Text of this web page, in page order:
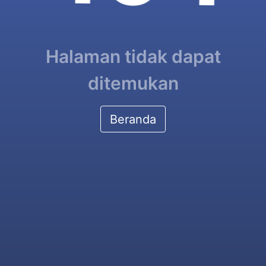
Halaman tidak dapat
ditemukan
Beranda